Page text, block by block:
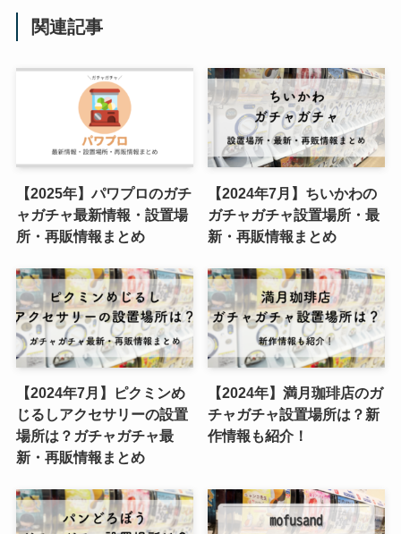
関連記事
【2025年】パワプロのガチ
ャガチャ最新情報・設置場
所・再販情報まとめ
【2024年7月】ちいかわの
ガチャガチャ設置場所・最
新・再販情報まとめ
【2024年7月】ピクミンめ
じるしアクセサリーの設置
場所は？ガチャガチャ最
新・再販情報まとめ
【2024年】満月珈琲店のガ
チャガチャ設置場所は？新
作情報も紹介！